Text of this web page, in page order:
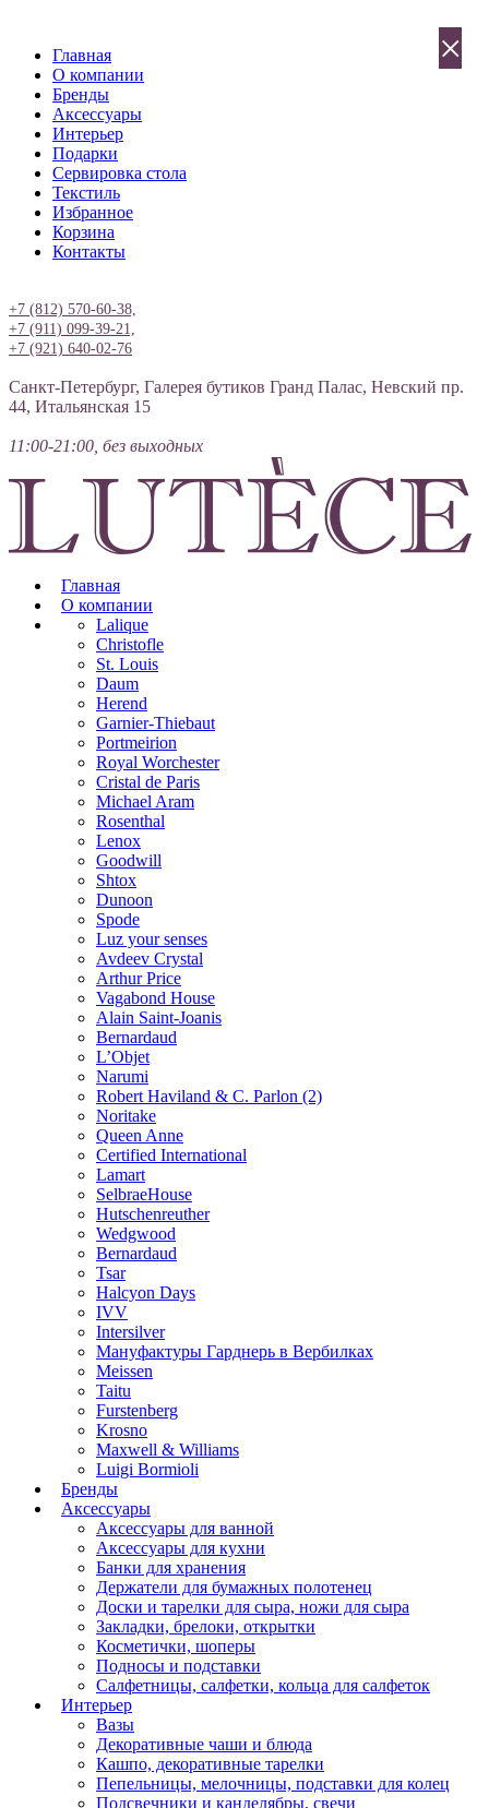
Главная
О компании
Бренды
Аксессуары
Интерьер
Подарки
Сервировка стола
Текстиль
Избранное
Корзина
Контакты
+7 (812) 570-60-38,
+7 (911) 099-39-21,
+7 (921) 640-02-76
Санкт-Петербург, Галерея бутиков Гранд Палас, Невский пр.
44, Итальянская 15
11:00-21:00, без выходных
Главная
О компании
Lalique
Christofle
St. Louis
Daum
Herend
Garnier-Thiebaut
Portmeirion
Royal Worchester
Cristal de Paris
Michael Aram
Rosenthal
Lenox
Goodwill
Shtox
Dunoon
Spode
Luz your senses
Avdeev Crystal
Arthur Price
Vagabond House
Alain Saint-Joanis
Bernardaud
L’Objet
Narumi
Robert Haviland & C. Parlon (2)
Noritakе
Queen Anne
Certified International
Lamart
SelbraeHouse
Hutschenreuther
Wedgwood
Bernardaud
Tsar
Halcyon Days
IVV
Intersilver
Мануфактуры Гарднерь в Вербилках
Meissen
Taitu
Furstenberg
Krosno
Maxwell & Williams
Luigi Bormioli
Бренды
Аксессуары
Аксессуары для ванной
Аксессуары для кухни
Банки для хранения
Держатели для бумажных полотенец
Доски и тарелки для сыра, ножи для сыра
Закладки, брелоки, открытки
Косметички, шоперы
Подносы и подставки
Салфетницы, салфетки, кольца для салфеток
Интерьер
Вазы
Декоративные чаши и блюда
Кашпо, декоративные тарелки
Пепельницы, мелочницы, подставки для колец
Подсвечники и канделябры, свечи
×